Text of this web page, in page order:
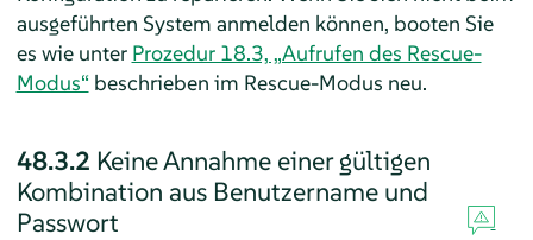
ausgeführten System anmelden können, booten Sie
es wie unter Prozedur 18.3, „Aufrufen des Rescue-
Modus“beschrieben im Rescue-Modus neu.
48.3.2 Keine Annahme einer gültigen
Kombination aus Benutzername und
Passwort